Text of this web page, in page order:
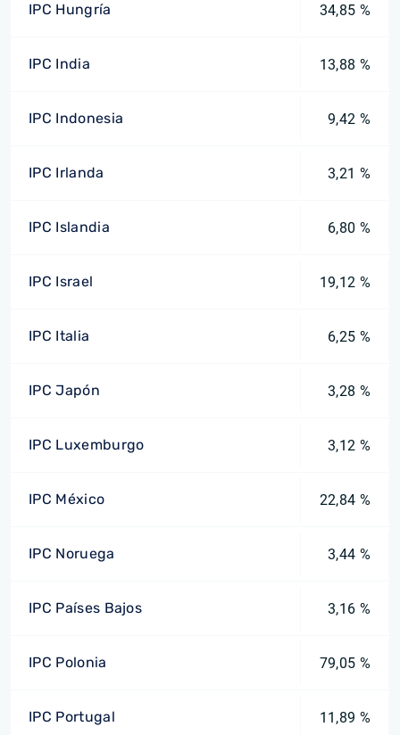
IPC Hungría 34,85 %
IPC India 13,88 %
IPC Indonesia 9,42 %
IPC Irlanda 3,21 %
IPC Islandia 6,80 %
IPC Israel 19,12 %
IPC Italia 6,25 %
IPC Japón 3,28 %
IPC Luxemburgo 3,12 %
IPC México 22,84 %
IPC Noruega 3,44 %
IPC Países Bajos 3,16 %
IPC Polonia 79,05 %
IPC Portugal 11,89 %